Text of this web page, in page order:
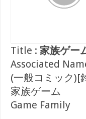
Title : 家族ゲー
Associated
(一般コミック)[
家族ゲーム
Game Family